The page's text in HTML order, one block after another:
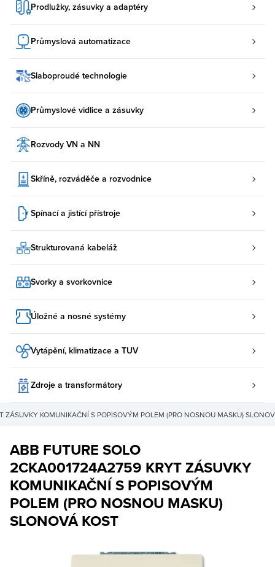
Prodlužky, zásuvky a adaptéry
Průmyslová automatizace
Slaboproudé technologie
Průmyslové vidlice a zásuvky
Rozvody VN a NN
Skříně, rozváděče a rozvodnice
Spínací a jistící přístroje
Strukturovaná kabeláž
Svorky a svorkovnice
Úložné a nosné systémy
Vytápění, klimatizace a TUV
Zdroje a transformátory
KOMUNIKAČNÍ S POPISOVÝM POLEM (PRO NOSNOU MASKU) SLONOV
ABB FUTURE SOLO
2CKA001724A2759 KRYT ZÁSUVKY
KOMUNIKAČNÍ S POPISOVÝM
POLEM (PRO NOSNOU MASKU)
SLONOVÁ KOST